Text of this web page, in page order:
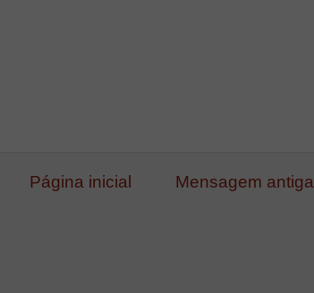
Mensagem antiga
Página inicial